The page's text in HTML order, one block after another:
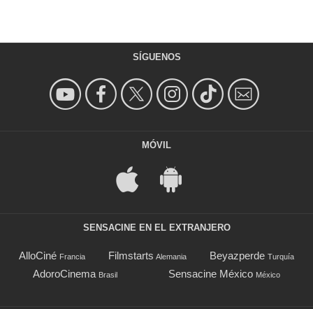
SÍGUENOS
MÓVIL
SENSACINE EN EL EXTRANJERO
AlloCiné Francia Filmstarts Alemania Beyazperde Turquía
AdoroCinema Brasil Sensacine México México